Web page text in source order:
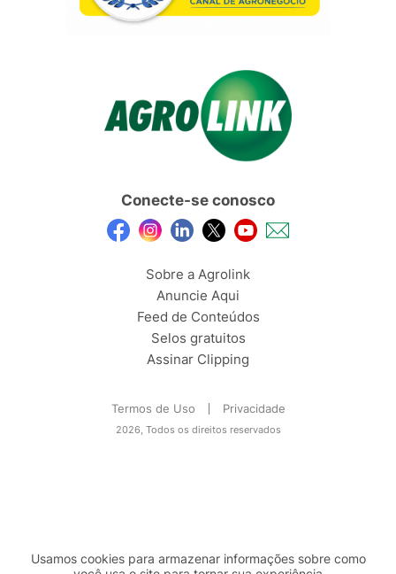
Conecte-se conosco
Sobre a Agrolink
Anuncie Aqui
Feed de Conteúdos
Selos gratuitos
Assinar Clipping
Termos de Uso Privacidade
2026, Todos os direitos reservados
Usamos cookies para armazenar informações sobre como